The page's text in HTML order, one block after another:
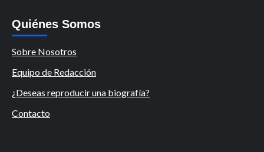
Quiénes Somos
Sobre Nosotros
Equipo de Redacción
¿Deseas reproducir una biografía?
Contacto